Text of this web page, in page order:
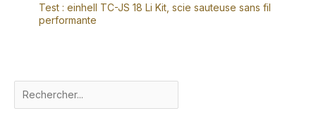
Test : einhell TC-JS 18 Li Kit, scie sauteuse sans fil
performante